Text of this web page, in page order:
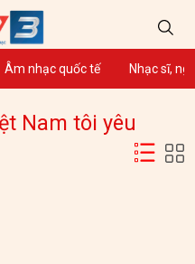
Âm nhạc quốc tế Nhạc sĩ,
Nam tôi yêu